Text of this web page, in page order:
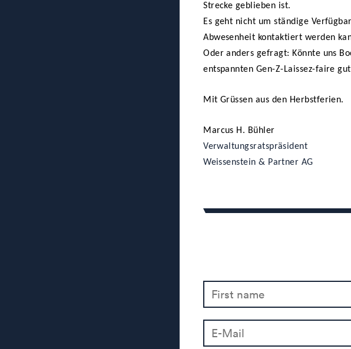
Strecke geblieben ist.
Es geht nicht um ständige
Abwesenheit kontaktiert werden
Oder anders gefragt: Könnte uns
entspannten Gen-Z-Laissez-faire
Mit Grüssen aus den Herbstferien.
Marcus H. Bühler
Verwaltungsratspräsident
Weissenstein & Partner AG